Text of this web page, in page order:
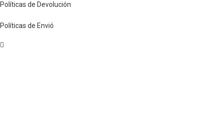
Políticas de Devolución
Políticas de Envió